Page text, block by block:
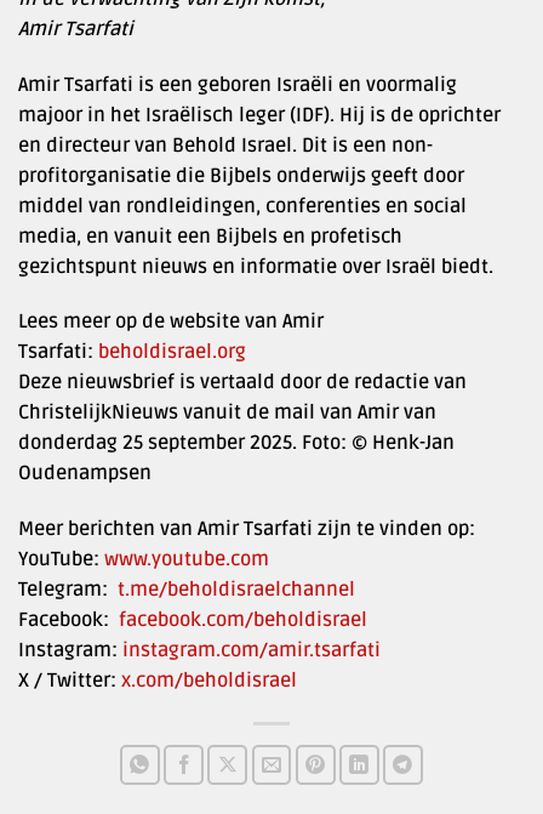
Amir Tsarfati
Amir Tsarfati is een geboren Israëli en voormalig
majoor in het Israëlisch leger (IDF). Hij is de oprichter
en directeur van Behold Israel. Dit is een non-
profitorganisatie die Bijbels onderwijs geeft door
middel van rondleidingen, conferenties en social
media, en vanuit een Bijbels en profetisch
gezichtspunt nieuws en informatie over Israël biedt.
Lees meer op de website van Amir
Tsarfati: beholdisrael.org
Deze nieuwsbrief is vertaald door de redactie van
ChristelijkNieuws vanuit de mail van Amir van
donderdag 25 september 2025. Foto: © Henk-Jan
Oudenampsen
Meer berichten van Amir Tsarfati zijn te vinden op:
YouTube: www.youtube.com
Telegram: t.me/beholdisraelchannel
Facebook: facebook.com/beholdisrael
Instagram: instagram.com/amir.tsarfati
X / Twitter: x.com/beholdisrael